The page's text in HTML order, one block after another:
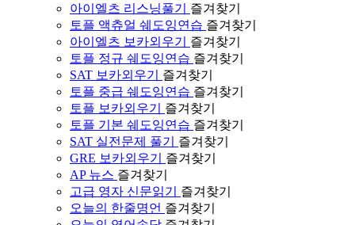
아이엘츠 리스닝풀기
즐겨찾기
토플 액츄얼 쉐도잉연습 즐겨찾기
아이엘츠 보카외우기
즐겨찾기
토플 정규 쉐도잉연습 즐겨찾기
SAT 보카외우기
즐겨찾기
토플 중급 쉐도잉연습 즐겨찾기
토플 보카외우기
즐겨찾기
토플 기본 쉐도잉연습 즐겨찾기
SAT 실전문제 풀기
즐겨찾기
GRE 보카외우기
즐겨찾기
AP 뉴스 즐겨찾기
고급 영자 신문읽기
즐겨찾기
오늘의 한줄명언 즐겨찾기